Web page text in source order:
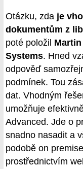
Otázku, zda je
dokumentům z
poté položil
Systems. Hned
odpověď
podmínek. Tou
dat. Vhodným
umožňuje
Advanced. Jde o
snadno nasadit a
podobě on
prostřednictvím